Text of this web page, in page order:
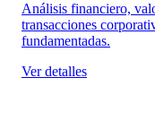
Análisis financiero,
transacciones
fundamentadas.
Ver detalles